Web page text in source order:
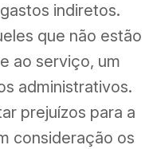
indiretos.
que não estão
ao serviço, um
administrativos.
prejuízos para a
consideração os